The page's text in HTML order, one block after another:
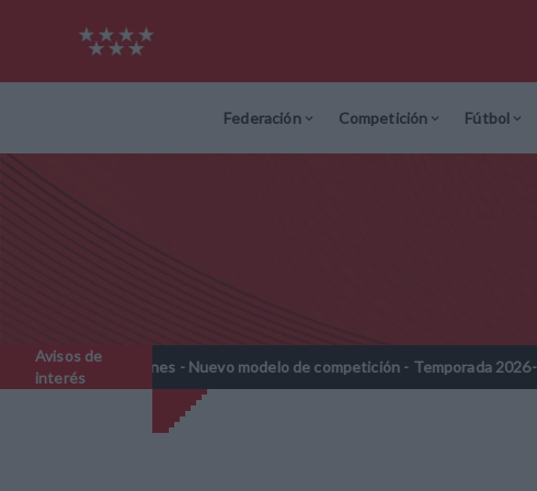
Federación Competición Fútbol
Avisos de
interés
- Nuevo modelo de competición - Temporada 2026-2027 //